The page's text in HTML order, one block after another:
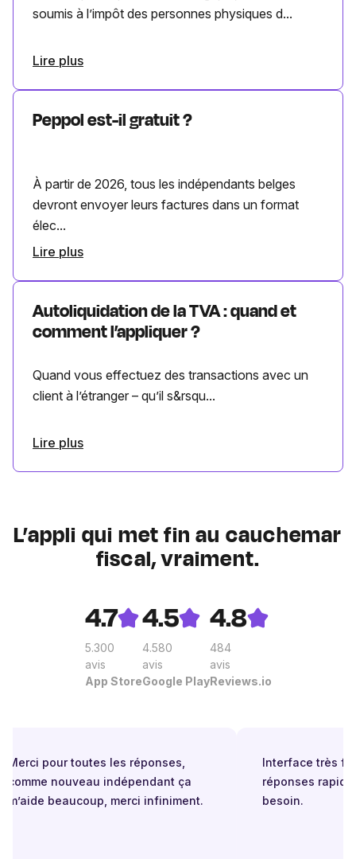
soumis à l’impôt des personnes physiques d...
Lire plus
Peppol est-il gratuit ?
À partir de 2026, tous les indépendants belges
devront envoyer leurs factures dans un format
élec...
Lire plus
Autoliquidation de la TVA : quand et
comment l’appliquer ?
Quand vous effectuez des transactions avec un
client à l’étranger – qu’il s&rsqu...
Lire plus
L’appli qui met fin au cauchemar
fiscal, vraiment.
4.7
5.300
avis
App Store
4.5
4.580
avis
Google Play
4.8
484
avis
Reviews.io
Merci pour toutes les réponses,
comme nouveau indépendant ça
m’aide beaucoup, merci infiniment.
Interface très
réponses
besoin.